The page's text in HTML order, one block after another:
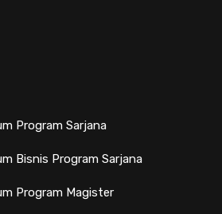
Program Sarjana
Bisnis Program Sarjana
Program Magister